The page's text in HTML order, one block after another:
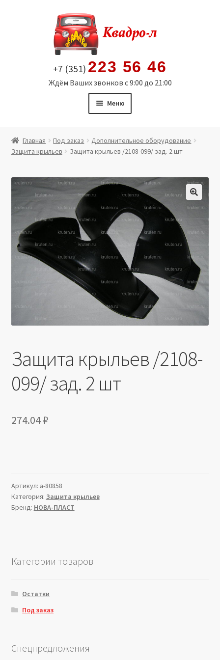
содержимому
+7 (351) 223 56 46
Ждём Ваших звонков с 9:00 до 21:00
Меню
Витрина
Мой аккаунт
Политика в отношении обработки персональных
данных
Производители
Юридические данные
Главная Под заказ
Дополнительное оборудование
Защита крыльев
Защита крыльев /2108-099/ зад. 2 шт
🔍
Защита крыльев /2108-
099/ зад. 2 шт
274.04₽
Артикул: a-80858
Категория: Защита крыльев
Бренд: НОВА-ПЛАСТ
Категории товаров
Остатки
Под заказ
Спецпредложения